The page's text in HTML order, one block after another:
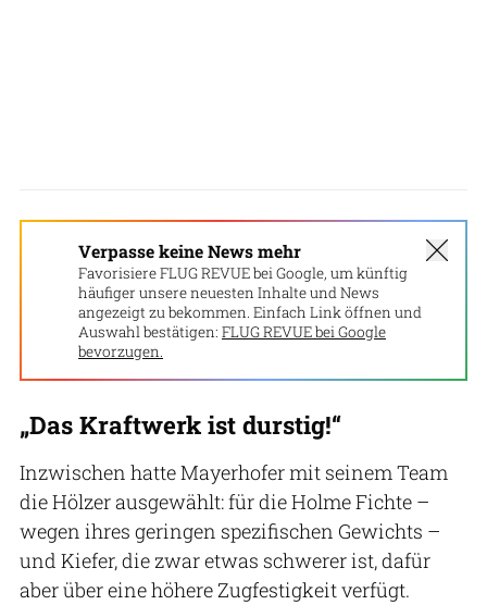
Verpasse keine News mehr
Favorisiere FLUG REVUE bei Google, um künftig
häufiger unsere neuesten Inhalte und News
angezeigt zu bekommen. Einfach Link öffnen und
Auswahl bestätigen: FLUG REVUE bei Google
bevorzugen.
„Das Kraftwerk ist durstig!“
Inzwischen hatte Mayerhofer mit seinem Team
die Hölzer ausgewählt: für die Holme Fichte –
wegen ihres geringen spezifischen Gewichts –
und Kiefer, die zwar etwas schwerer ist, dafür
aber über eine höhere Zugfestigkeit verfügt.